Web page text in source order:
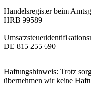
Handelsregister beim
HRB 99589
DE 815 255 690
Haftungshinweis: Trotz
übernehmen wir keine